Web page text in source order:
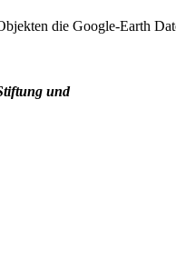
die Google-Earth
und